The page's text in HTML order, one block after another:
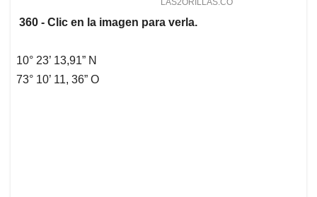
360 - Clic en la imagen para verla.
10° 23’ 13,91” N
73° 10’ 11, 36” O